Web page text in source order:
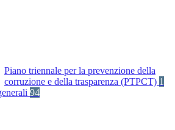
Piano triennale per la prevenzione della
corruzione e della trasparenza (PTPCT) 1
94